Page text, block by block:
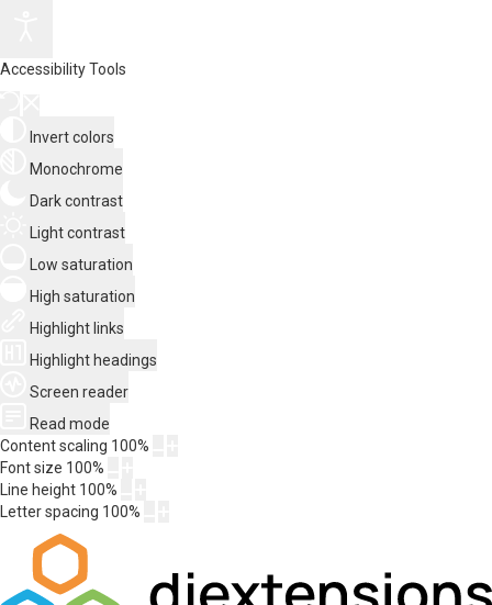
Accessibility Tools
Invert colors
Monochrome
Dark contrast
Light contrast
Low saturation
High saturation
Highlight links
Highlight headings
Screen reader
Read mode
Content scaling 100%
Font size 100%
Line height 100%
Letter spacing 100%